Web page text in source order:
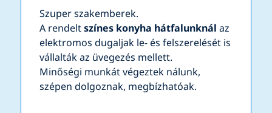
Szuper szakemberek.
A rendeltszínes konyha hátfalunknál az
elektromos dugaljak le- és felszerelését is
vállalták az üvegezés mellett.
Minőségi munkát végeztek nálunk,
szépen dolgoznak, megbízhatóak.